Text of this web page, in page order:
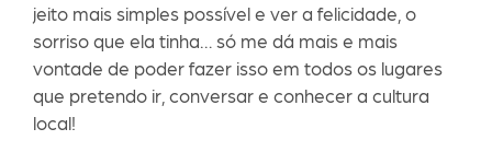
jeito mais simples possível e ver a felicidade, o
sorriso que ela tinha… só me dá mais e mais
vontade de poder fazer isso em todos os lugares
que pretendo ir, conversar e conhecer a cultura
local!